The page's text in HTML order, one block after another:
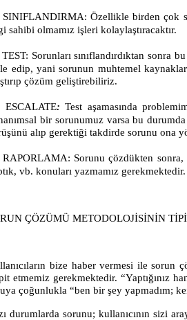
SINIFLANDIRMA: Özellikle birden çok
sahibi olmamız işleri kolaylaştıracaktır.
TEST: Sorunları sınıflandırdıktan
edip, yani sorunun muhtemel
çözüm geliştirebiliriz.
ESCALATE:Test aşamasında
bir sorunumuz varsa bu
alıp gerektiği takdirde sorunu ona
RAPORLAMA: Sorunu çözdükten
vb. konuları yazmamız
ÇÖZÜMÜ METODOLOJİSİNİN
bize haber vermesi ile sorun
etmemiz gerekmektedir. “Yaptığınız
çoğunlukla “ben bir şey yapmadım;
durumlarda sorunu; kullanıcının sizi